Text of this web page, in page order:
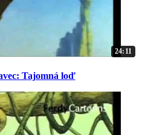
24:11
Tajomná loď